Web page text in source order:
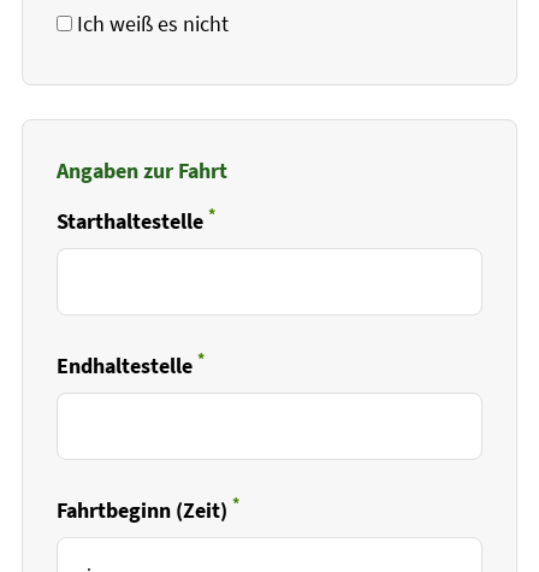
Ich weiß es nicht
Angaben zur Fahrt
Starthaltestelle *
Pflichtfeld
Endhaltestelle *
Pflichtfeld
Fahrtbeginn (Zeit) *
Pflichtfeld